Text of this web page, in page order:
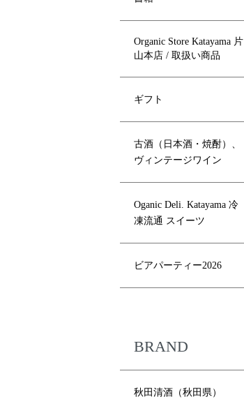
Organic Store Katayama 片
山本店 / 取扱い商品
ギフト
古酒（日本酒・焼酎）、
ヴィンテージワイン
Oganic Deli. Katayama 冷
凍流通 スイーツ
ビアパーティー2026
BRAND
秋田清酒（秋田県）